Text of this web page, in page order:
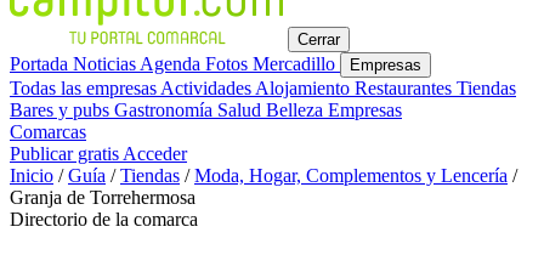
Cerrar
Portada Noticias Agenda Fotos Mercadillo Empresas
Todas las empresas Actividades Alojamiento Restaurantes Tiendas
Bares y pubs Gastronomía Salud Belleza Empresas
Comarcas
Publicar gratis Acceder
Inicio / Guía / Tiendas / Moda, Hogar, Complementos y Lencería /
Granja de Torrehermosa
Directorio de la comarca